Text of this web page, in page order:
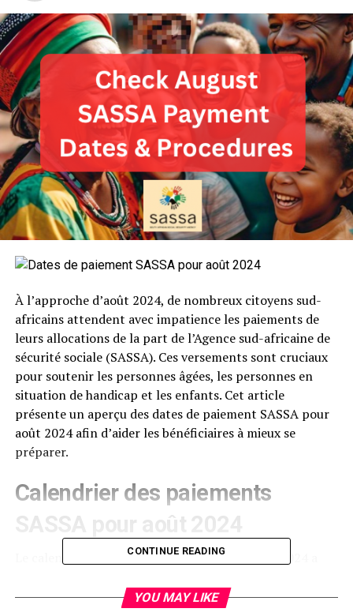
À l’approche d’août 2024, de nombreux citoyens sud-
africains attendent avec impatience les paiements de
leurs allocations de la part de l’Agence sud-africaine de
sécurité sociale (SASSA). Ces versements sont cruciaux
pour soutenir les personnes âgées, les personnes en
situation de handicap et les enfants. Cet article
présente un aperçu des dates de paiement SASSA pour
août 2024 afin d’aider les bénéficiaires à mieux se
préparer.
Calendrier des paiements
SASSA pour août 2024
Le calendrier des paiements SASSA pour août 2024 a
bénéficiaires reçoivent leurs allocations en temps voulu.
CONTINUE READING
YOU MAY LIKE